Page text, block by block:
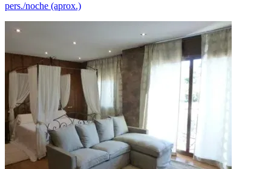
pers./noche (aprox.)